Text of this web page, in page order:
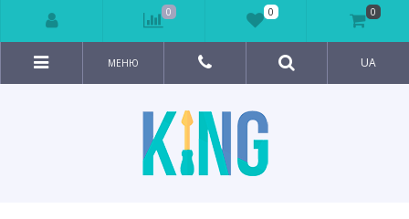
МЕНЮ UA
0 0 0